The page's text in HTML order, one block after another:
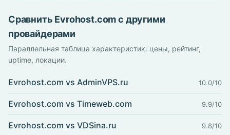
Сравнить Evrohost.com с другими
провайдерами
Параллельная таблица характеристик: цены, рейтинг,
uptime, локации.
Evrohost.com vs AdminVPS.ru 10.0/10
Evrohost.com vs Timeweb.com 9.9/10
Evrohost.com vs VDSina.ru 9.8/10